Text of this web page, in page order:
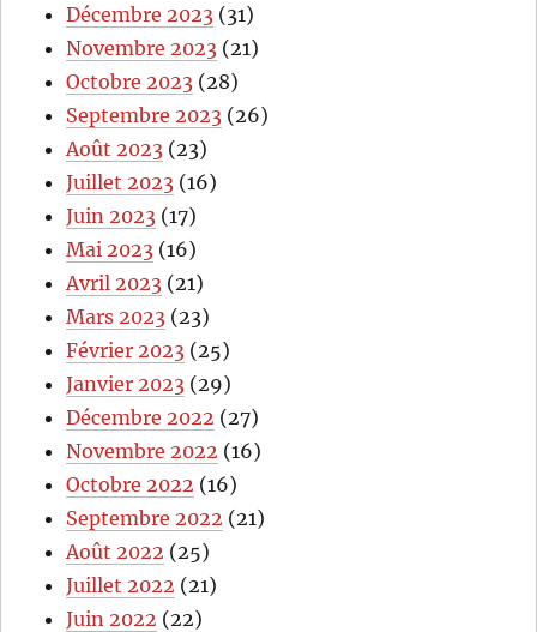
Décembre 2023 (31)
Novembre 2023 (21)
Octobre 2023 (28)
Septembre 2023 (26)
Août 2023 (23)
Juillet 2023 (16)
Juin 2023 (17)
Mai 2023 (16)
Avril 2023 (21)
Mars 2023 (23)
Février 2023 (25)
Janvier 2023 (29)
Décembre 2022 (27)
Novembre 2022 (16)
Octobre 2022 (16)
Septembre 2022 (21)
Août 2022 (25)
Juillet 2022 (21)
Juin 2022 (22)